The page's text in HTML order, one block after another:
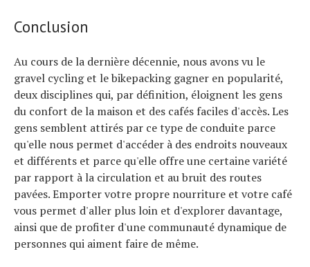
Conclusion
Au cours de la dernière décennie, nous avons vu le
gravel cycling et le bikepacking gagner en popularité,
deux disciplines qui, par définition, éloignent les gens
du confort de la maison et des cafés faciles d'accès. Les
gens semblent attirés par ce type de conduite parce
qu'elle nous permet d'accéder à des endroits nouveaux
et différents et parce qu'elle offre une certaine variété
par rapport à la circulation et au bruit des routes
pavées. Emporter votre propre nourriture et votre café
vous permet d'aller plus loin et d'explorer davantage,
ainsi que de profiter d'une communauté dynamique de
personnes qui aiment faire de même.